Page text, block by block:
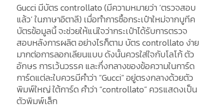
Gucci มีบัตร controllato (มีความหมายว่า ‘ตรวจสอบ
แล้ว’ ในภาษาอิตาลี) เมื่อทำการซื้อกระเป๋าใหม่จากบูทีค
บัตรข้อมูลนี้ จะช่วยให้แน่ใจว่ากระเป๋าได้รับการตรวจ
สอบหลังการผลิต อย่างไรก็ตาม บัตร controllato ง่าย
มากต่อการลอกเลียนแบบ ดังนั้นควรใส่ใจกับโลโก้ ตัว
อักษร การเว้นวรรค และกึ่งกลางของข้อความในการ์ด
การ์ดแต่ละใบควรมีคำว่า “Gucci” อยู่ตรงกลางด้วยตัว
พิมพ์ใหญ่ ใต้การ์ด คำว่า “controllato” ควรแสดงเป็น
ตัวพิมพ์เล็ก